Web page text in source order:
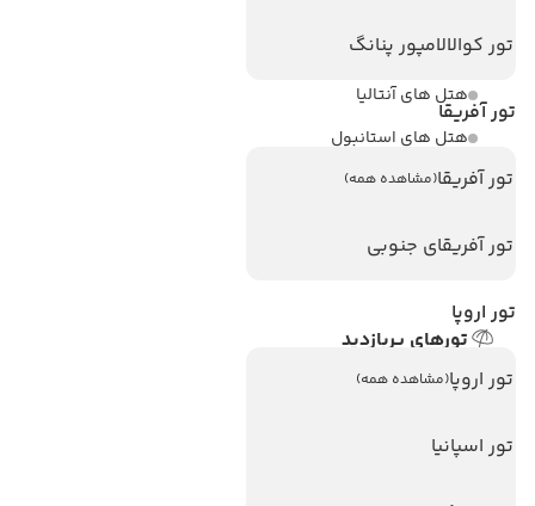
تور کوالالامپور پنانگ
تور آفریقا
تور آفریقا(مشاهده همه)
تور آفریقای جنوبی
تور اروپا
تور اروپا(مشاهده همه)
تور اسپانیا
هتل های پر بازدید
هتل های آنتالیا
هتل های استانبول
هتل های تایلند
تورهای پربازدید
تور استانبول
تور پوکت